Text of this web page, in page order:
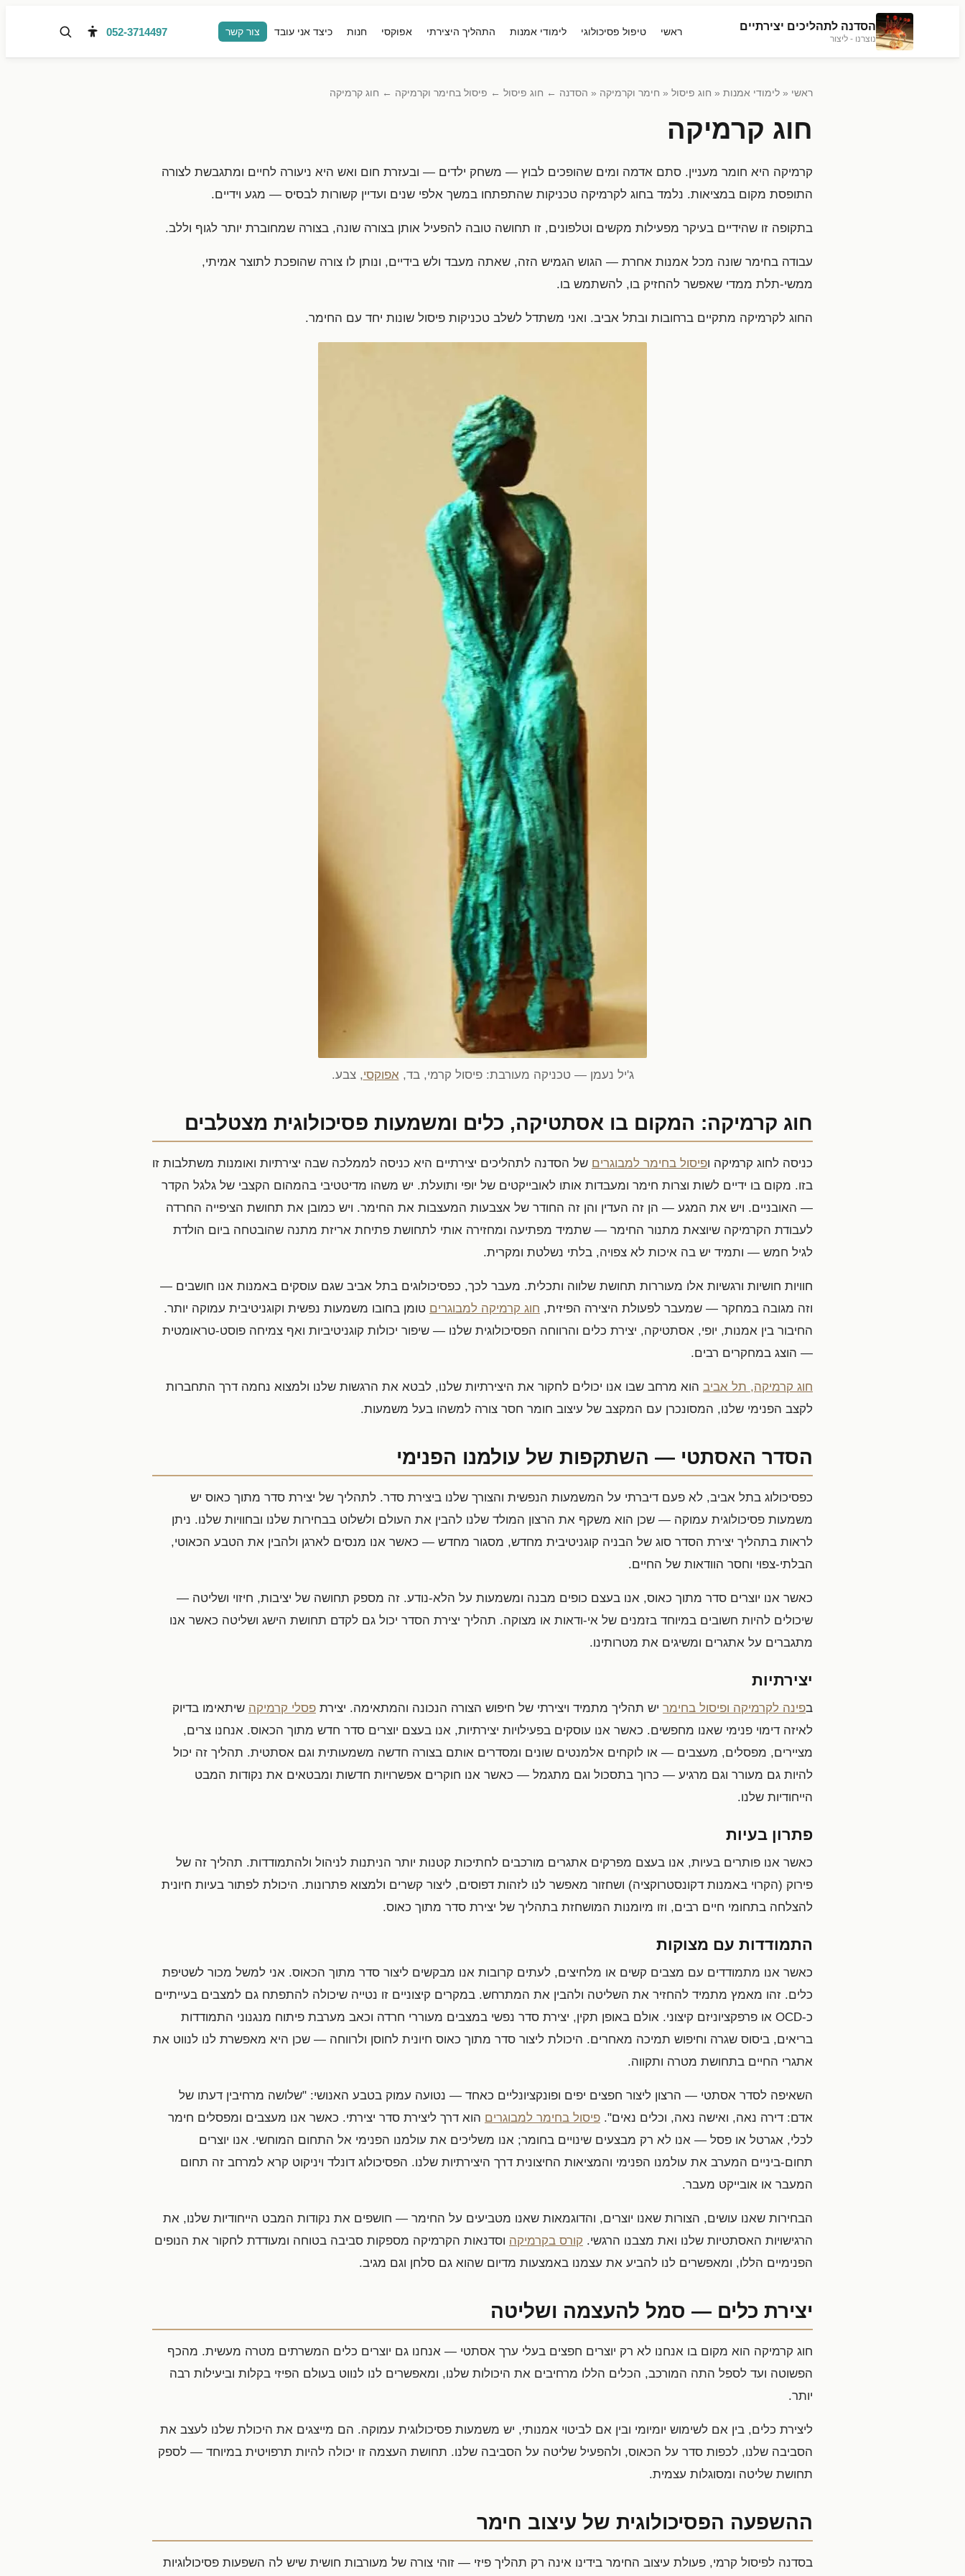
הסדנה לתהליכים יצירתיים
נוצרנו - ליצור
ראשי טיפול פסיכולוגי לימודי אמנות התהליך היצירתי אפוקסי חנות כיצד אני עובד צור קשר 052-3714497
ראשי « לימודי אמנות « חוג פיסול « חימר וקרמיקה « הסדנה ← חוג פיסול ← פיסול בחימר וקרמיקה ← חוג קרמיקה
חוג קרמיקה
קרמיקה היא חומר מעניין. סתם אדמה ומים שהופכים לבוץ — משחק ילדים — ובעזרת חום ואש היא ניעורה לחיים ומתגבשת לצורה
התופסת מקום במציאות. נלמד בחוג לקרמיקה טכניקות שהתפתחו במשך אלפי שנים ועדיין קשורות לבסיס — מגע וידיים.
בתקופה זו שהידיים בעיקר מפעילות מקשים וטלפונים, זו תחושה טובה להפעיל אותן בצורה שונה, בצורה שמחוברת יותר לגוף וללב.
עבודה בחימר שונה מכל אמנות אחרת — הגוש הגמיש הזה, שאתה מעבד ולש בידיים, ונותן לו צורה שהופכת לתוצר אמיתי,
ממשי-תלת ממדי שאפשר להחזיק בו, להשתמש בו.
החוג לקרמיקה מתקיים ברחובות ובתל אביב. ואני משתדל לשלב טכניקות פיסול שונות יחד עם החימר.
ג'יל נעמן — טכניקה מעורבת: פיסול קרמי, בד, אפוקסי, צבע.
חוג קרמיקה: המקום בו אסתטיקה, כלים ומשמעות פסיכולוגית מצטלבים
כניסה לחוג קרמיקה ופיסול בחימר למבוגרים של הסדנה לתהליכים יצירתיים היא כניסה לממלכה שבה יצירתיות ואומנות משתלבות זו
בזו. מקום בו ידיים לשות וצרות חימר ומעבדות אותו לאובייקטים של יופי ותועלת. יש משהו מדיטטיבי בהמהום הקצבי של גלגל הקדר
— האובניים. ויש את המגע — הן זה העדין והן זה החודר של אצבעות המעצבות את החימר. ויש כמובן את תחושת הציפייה החרדה
לעבודת הקרמיקה שיוצאת מתנור החימר — שתמיד מפתיעה ומחזירה אותי לתחושת פתיחת אריזת מתנה שהובטחה ביום הולדת
לגיל חמש — ותמיד יש בה איכות לא צפויה, בלתי נשלטת ומקרית.
חוויות חושיות ורגשיות אלו מעוררות תחושת שלווה ותכלית. מעבר לכך, כפסיכולוגים בתל אביב שגם עוסקים באמנות אנו חושבים —
וזה מגובה במחקר — שמעבר לפעולת היצירה הפיזית, חוג קרמיקה למבוגרים טומן בחובו משמעות נפשית וקוגניטיבית עמוקה יותר.
החיבור בין אמנות, יופי, אסתטיקה, יצירת כלים והרווחה הפסיכולוגית שלנו — שיפור יכולות קוגניטיביות ואף צמיחה פוסט-טראומטית
— הוצג במחקרים רבים.
חוג קרמיקה, תל אביב הוא מרחב שבו אנו יכולים לחקור את היצירתיות שלנו, לבטא את הרגשות שלנו ולמצוא נחמה דרך התחברות
לקצב הפנימי שלנו, המסונכרן עם המקצב של עיצוב חומר חסר צורה למשהו בעל משמעות.
הסדר האסתטי — השתקפות של עולמנו הפנימי
כפסיכולוג בתל אביב, לא פעם דיברתי על המשמעות הנפשית והצורך שלנו ביצירת סדר. לתהליך של יצירת סדר מתוך כאוס יש
משמעות פסיכולוגית עמוקה — שכן הוא משקף את הרצון המולד שלנו להבין את העולם ולשלוט בבחירות שלנו ובחוויות שלנו. ניתן
לראות בתהליך יצירת הסדר סוג של הבניה קוגניטיבית מחדש, מסגור מחדש — כאשר אנו מנסים לארגן ולהבין את הטבע הכאוטי,
הבלתי-צפוי וחסר הוודאות של החיים.
כאשר אנו יוצרים סדר מתוך כאוס, אנו בעצם כופים מבנה ומשמעות על הלא-נודע. זה מספק תחושה של יציבות, חיזוי ושליטה —
שיכולים להיות חשובים במיוחד בזמנים של אי-ודאות או מצוקה. תהליך יצירת הסדר יכול גם לקדם תחושת הישג ושליטה כאשר אנו
מתגברים על אתגרים ומשיגים את מטרותינו.
יצירתיות
בפינה לקרמיקה ופיסול בחימר יש תהליך מתמיד ויצירתי של חיפוש הצורה הנכונה והמתאימה. יצירת פסלי קרמיקה שיתאימו בדיוק
לאיזה דימוי פנימי שאנו מחפשים. כאשר אנו עוסקים בפעילויות יצירתיות, אנו בעצם יוצרים סדר חדש מתוך הכאוס. אנחנו צרים,
מציירים, מפסלים, מעצבים — או לוקחים אלמנטים שונים ומסדרים אותם בצורה חדשה משמעותית וגם אסתטית. תהליך זה יכול
להיות גם מעורר וגם מרגיע — כרוך בתסכול וגם מתגמל — כאשר אנו חוקרים אפשרויות חדשות ומבטאים את נקודות המבט
הייחודיות שלנו.
פתרון בעיות
כאשר אנו פותרים בעיות, אנו בעצם מפרקים אתגרים מורכבים לחתיכות קטנות יותר הניתנות לניהול ולהתמודדות. תהליך זה של
פירוק (הקרוי באמנות דקונסטרוקציה) ושחזור מאפשר לנו לזהות דפוסים, ליצור קשרים ולמצוא פתרונות. היכולת לפתור בעיות חיונית
להצלחה בתחומי חיים רבים, וזו מיומנות המושחזת בתהליך של יצירת סדר מתוך כאוס.
התמודדות עם מצוקות
כאשר אנו מתמודדים עם מצבים קשים או מלחיצים, לעתים קרובות אנו מבקשים ליצור סדר מתוך הכאוס. אני למשל מכור לשטיפת
כלים. זהו מאמץ מתמיד להחזיר את השליטה ולהבין את המתרחש. במקרים קיצוניים זו נטייה שיכולה להתפתח גם למצבים בעייתיים
כ-OCD או פרפקציוניזם קיצוני. אולם באופן תקין, יצירת סדר נפשי במצבים מעוררי חרדה וכאב מערבת פיתוח מנגנוני התמודדות
בריאים, ביסוס שגרה וחיפוש תמיכה מאחרים. היכולת ליצור סדר מתוך כאוס חיונית לחוסן ולרווחה — שכן היא מאפשרת לנו לנווט את
אתגרי החיים בתחושת מטרה ותקווה.
השאיפה לסדר אסתטי — הרצון ליצור חפצים יפים ופונקציונליים כאחד — נטועה עמוק בטבע האנושי: "שלושה מרחיבין דעתו של
אדם: דירה נאה, ואישה נאה, וכלים נאים". פיסול בחימר למבוגרים הוא דרך ליצירת סדר יצירתי. כאשר אנו מעצבים ומפסלים חימר
לכלי, אגרטל או פסל — אנו לא רק מבצעים שינויים בחומר; אנו משליכים את עולמנו הפנימי אל התחום המוחשי. אנו יוצרים
תחום-ביניים המערב את עולמנו הפנימי והמציאות החיצונית דרך היצירתיות שלנו. הפסיכולוג דונלד ויניקוט קרא למרחב זה תחום
המעבר או אובייקט מעבר.
הבחירות שאנו עושים, הצורות שאנו יוצרים, והדוגמאות שאנו מטביעים על החימר — חושפים את נקודות המבט הייחודיות שלנו, את
הרגישויות האסתטיות שלנו ואת מצבנו הרגשי. קורס בקרמיקה וסדנאות הקרמיקה מספקות סביבה בטוחה ומעודדת לחקור את הנופים
הפנימיים הללו, ומאפשרים לנו להביע את עצמנו באמצעות מדיום שהוא גם סלחן וגם מגיב.
יצירת כלים — סמל להעצמה ושליטה
חוג קרמיקה הוא מקום בו אנחנו לא רק יוצרים חפצים בעלי ערך אסתטי — אנחנו גם יוצרים כלים המשרתים מטרה מעשית. מהכף
הפשוטה ועד לספל התה המורכב, הכלים הללו מרחיבים את היכולות שלנו, ומאפשרים לנו לנווט בעולם הפיזי בקלות וביעילות רבה
יותר.
ליצירת כלים, בין אם לשימוש יומיומי ובין אם לביטוי אמנותי, יש משמעות פסיכולוגית עמוקה. הם מייצגים את היכולת שלנו לעצב את
הסביבה שלנו, לכפות סדר על הכאוס, ולהפעיל שליטה על הסביבה שלנו. תחושת העצמה זו יכולה להיות תרפויטית במיוחד — לספק
תחושת שליטה ומסוגלות עצמית.
ההשפעה הפסיכולוגית של עיצוב חימר
בסדנה לפיסול קרמי, פעולת עיצוב החימר בידינו אינה רק תהליך פיזי — זוהי צורה של מעורבות חושית שיש לה השפעות פסיכולוגיות